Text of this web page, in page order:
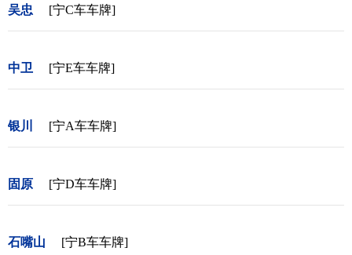
吴忠 [宁C车车牌]
中卫 [宁E车车牌]
银川 [宁A车车牌]
固原 [宁D车车牌]
石嘴山 [宁B车车牌]